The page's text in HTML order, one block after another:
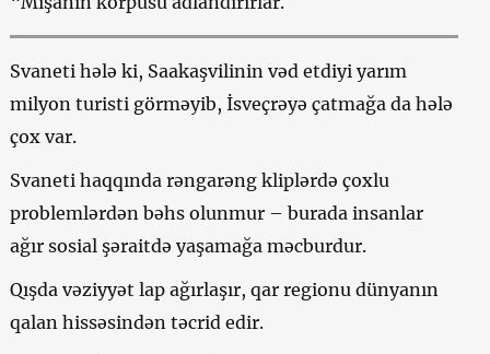
Svaneti hələ ki, Saakaşvilinin vəd etdiyi yarım
milyon turisti görməyib, İsveçrəyə çatmağa da hələ
çox var.
Svaneti haqqında rəngarəng kliplərdə çoxlu
problemlərdən bəhs olunmur – burada insanlar
ağır sosial şəraitdə yaşamağa məcburdur.
Qışda vəziyyət lap ağırlaşır, qar regionu dünyanın
qalan hissəsindən təcrid edir.